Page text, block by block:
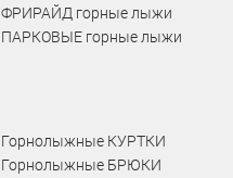
ФРИРАЙД горные лыжи
ПАРКОВЫЕ горные лыжи
Горнолыжные КУРТКИ
Горнолыжные БРЮКИ